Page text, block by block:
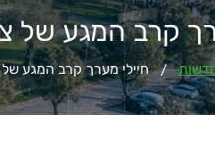
קרב המגע של
/ חיילי מערך קרב המגע של